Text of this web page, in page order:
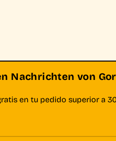
Nachrichten von
en tu pedido superior a